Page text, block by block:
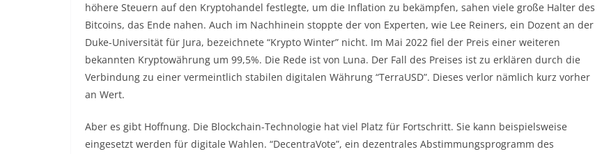
höhere Steuern auf den Kryptohandel festlegte, um die Inflation zu bekämpfen, sahen viele große Halter des
Bitcoins, das Ende nahen. Auch im Nachhinein stoppte der von Experten, wie Lee Reiners, ein Dozent an der
Duke-Universität für Jura, bezeichnete “Krypto Winter” nicht. Im Mai 2022 fiel der Preis einer weiteren
bekannten Kryptowährung um 99,5%. Die Rede ist von Luna. Der Fall des Preises ist zu erklären durch die
Verbindung zu einer vermeintlich stabilen digitalen Währung “TerraUSD”. Dieses verlor nämlich kurz vorher
an Wert.
Aber es gibt Hoffnung. Die Blockchain-Technologie hat viel Platz für Fortschritt. Sie kann beispielsweise
eingesetzt werden für digitale Wahlen. “DecentraVote”, ein dezentrales Abstimmungsprogramm des